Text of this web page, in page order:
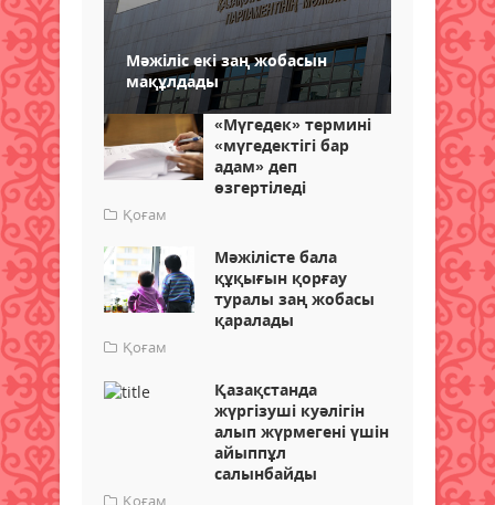
Мәжіліс екі заң жобасын
мақұлдады
«Мүгедек» термині
«мүгедектігі бар
адам» деп
өзгертіледі
Қоғам
Мәжілісте бала
құқығын қорғау
туралы заң жобасы
қаралады
Қоғам
Қазақстанда
жүргізуші куәлігін
алып жүрмегені үшін
айыппұл
салынбайды
Қоғам